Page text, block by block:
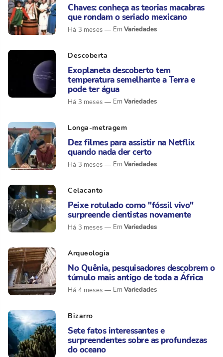
Chaves: conheça as teorias macabras
que rondam o seriado mexicano
Há 3 meses Variedades
Descoberta
Exoplaneta descoberto tem
temperatura semelhante a Terra e
pode ter água
Há 3 meses Variedades
Longa-metragem
Dez filmes para assistir na Netflix
quando nada der certo
Há 3 meses Variedades
Celacanto
Peixe rotulado como "fóssil vivo"
surpreende cientistas novamente
Há 3 meses Variedades
Arqueologia
No Quênia, pesquisadores descobrem o
túmulo mais antigo de toda a África
Há 4 meses Variedades
Bizarro
Sete fatos interessantes e
surpreendentes sobre as profundezas
do oceano